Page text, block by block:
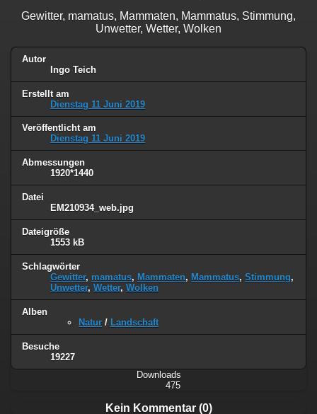
Gewitter, mamatus, Mammaten, Mammatus, Stimmung,
Unwetter, Wetter, Wolken
Autor
Ingo Teich
Erstellt am
Dienstag 11 Juni 2019
Veröffentlicht am
Dienstag 11 Juni 2019
Abmessungen
1920*1440
Datei
EM210934_web.jpg
Dateigröße
1553 kB
Schlagwörter
Gewitter, mamatus, Mammaten, Mammatus, Stimmung,
Unwetter, Wetter, Wolken
Alben
Natur / Landschaft
Besuche
19227
Downloads
475
Kein Kommentar (0)